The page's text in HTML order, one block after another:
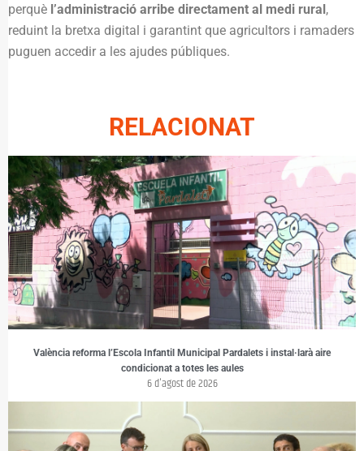
perquè l’administració arribe directament al medi rural,
reduint la bretxa digital i garantint que agricultors i ramaders
puguen accedir a les ajudes públiques.
RELACIONAT
València reforma l’Escola Infantil Municipal Pardalets i instal·larà aire
condicionat a totes les aules
6 d'agost de 2026